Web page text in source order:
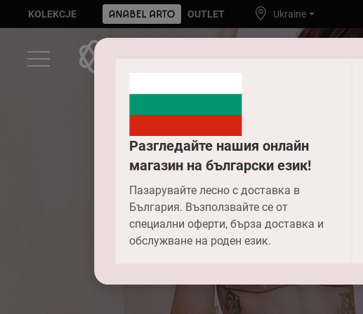
Разгледайте нашия онлайн
магазин на български език!
Пазарувайте лесно с доставка в
България. Възползвайте се от
специални оферти, бърза доставка и
обслужване на роден език.
KOLEKCJE OUTLET Ukraine